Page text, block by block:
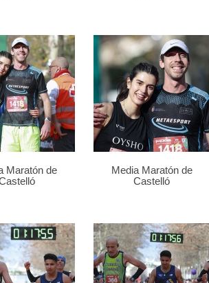
Maratón de
Media Maratón de
Castelló